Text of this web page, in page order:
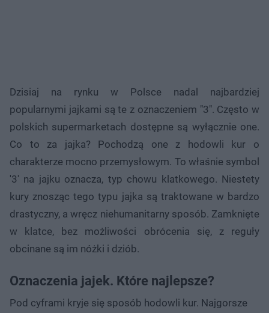
Dzisiaj na rynku w Polsce nadal najbardziej
popularnymi jajkami są te z oznaczeniem "3". Często w
polskich supermarketach dostępne są wyłącznie one.
Co to za jajka? Pochodzą one z hodowli kur o
charakterze mocno przemysłowym. To właśnie symbol
'3' na jajku oznacza, typ chowu klatkowego. Niestety
kury znosząc tego typu jajka są traktowane w bardzo
drastyczny, a wręcz niehumanitarny sposób. Zamknięte
w klatce, bez możliwości obrócenia się, z reguły
obcinane są im nóżki i dziób.
Oznaczenia jajek. Które najlepsze?
Pod cyframi kryje się sposób hodowli kur. Najgorsze